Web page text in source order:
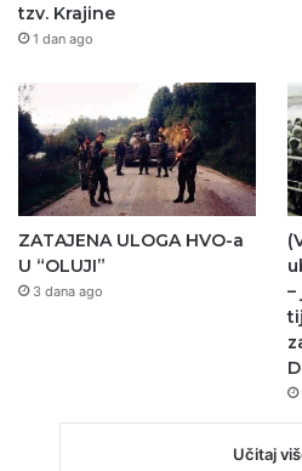
tzv. Krajine
1 dan ago
ZATAJENA ULOGA HVO-a
U “OLUJI”
3 dana ago
–
Učitaj